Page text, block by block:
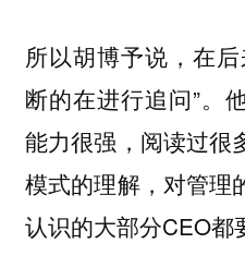
所以胡博予说，在
断的在进行追问”。
能力很强，阅读过很
模式的理解，对管理
认识的大部分CEO都